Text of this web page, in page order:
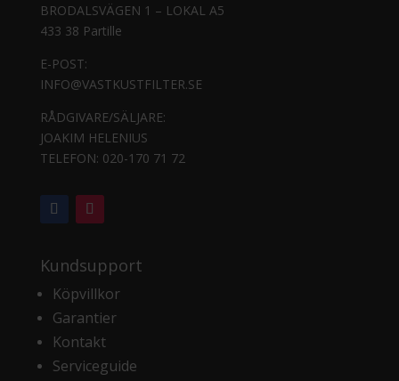
BRODALSVÄGEN 1 – LOKAL A5
433 38 Partille
E-POST:
INFO@VASTKUSTFILTER.SE
RÅDGIVARE/SÄLJARE:
JOAKIM HELENIUS
TELEFON: 020-170 71 72
Kundsupport
Köpvillkor
Garantier
Kontakt
Serviceguide